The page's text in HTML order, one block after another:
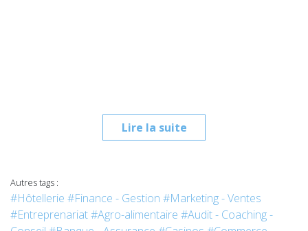
Lire la suite
Autres tags :
#Hôtellerie #Finance - Gestion #Marketing - Ventes
#Entreprenariat#Agro-alimentaire #Audit - Coaching -